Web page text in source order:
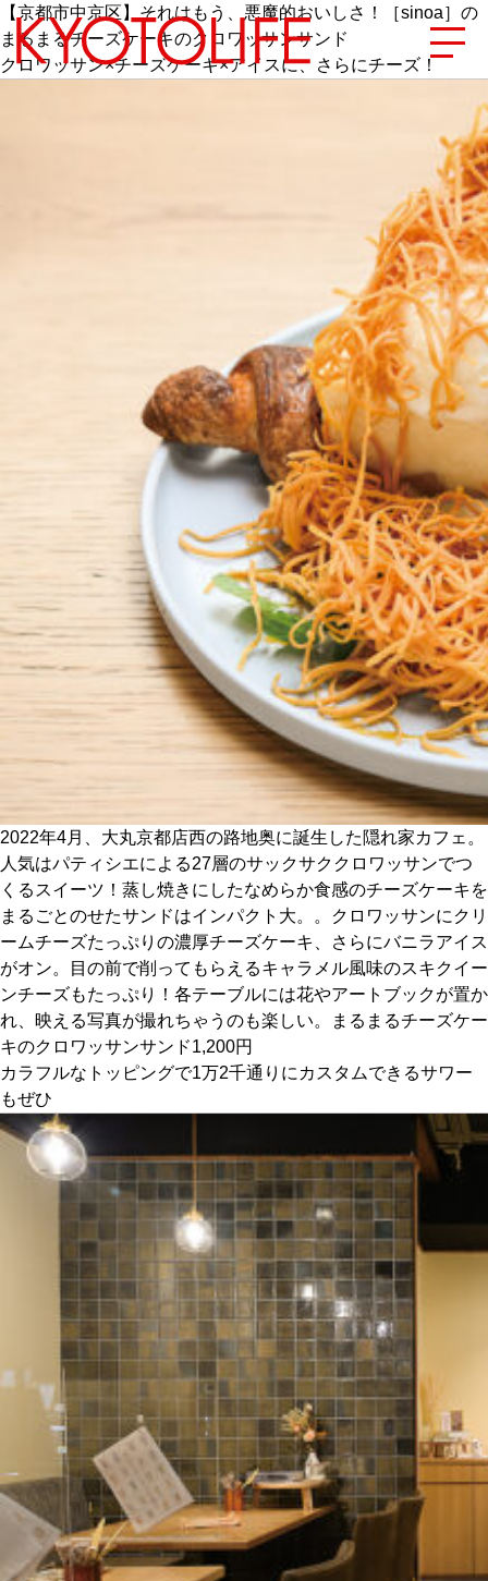
NEW OPEN
CULTURE
ABOUT US
Instagram
チケットプレゼント応募
MAIN MENU
SERIES
カレーが好き
京都おやつクラブ
今月の京みやげ
京都の書店
CULTURE
すべて
関西で開催。
おすすめの展覧会
おすすめの映画
【京都市中京区】それはもう、悪魔的おいしさ！［sinoa］の
まるまるチーズケーキのクロワッサンサンド
クロワッサン×チーズケーキ×アイスに、さらにチーズ！
2022年4月、大丸京都店西の路地奥に誕生した隠れ家カフェ。
人気はパティシエによる27層のサックサククロワッサンでつ
くるスイーツ！蒸し焼きにしたなめらか食感のチーズケーキを
まるごとのせたサンドはインパクト大。。クロワッサンにクリ
ームチーズたっぷりの濃厚チーズケーキ、さらにバニラアイス
がオン。目の前で削ってもらえるキャラメル風味のスキクイー
ンチーズもたっぷり！各テーブルには花やアートブックが置か
れ、映える写真が撮れちゃうのも楽しい。まるまるチーズケー
キのクロワッサンサンド1,200円
カラフルなトッピングで1万2千通りにカスタムできるサワー
もぜひ